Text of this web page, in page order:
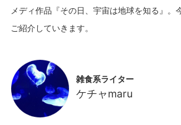
メディ作品『その日、宇宙は地球を知る』。
雑食系ライター
ケチャmaru